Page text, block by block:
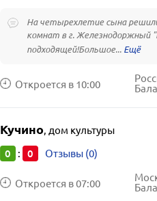
На четырехлетие сына
комнат в г. Железнодоржный
подходящей!Большое...
Откроется в 10:00
Кучино, дом культуры
0 : 0 Отзывы (0)
Откроется в 07:00